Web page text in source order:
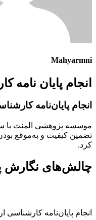
Mahyarmni
انجام پایان
انجام پایان‌نامه
موسسه پژوهشی المنت با
تضمین کیفیت و به‌موقع
کرد.
چالش‌های نگارش
انجام پایان‌نامه